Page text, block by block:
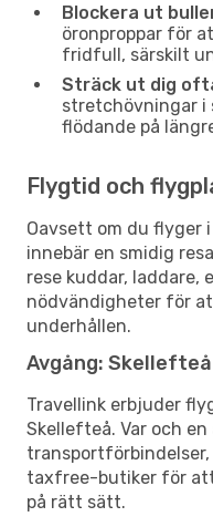
Blockera ut
öronproppar för
fridfull, särskilt
Sträck ut dig
stretchövningar i
flödande på
Flygtid och
Oavsett om du flyger
innebär en smidig
rese kuddar, laddare,
nödvändigheter för
underhållen.
Avgång:
Travellink erbjuder
Skellefteå. Var och
taxfree-butiker för
på rätt sätt.